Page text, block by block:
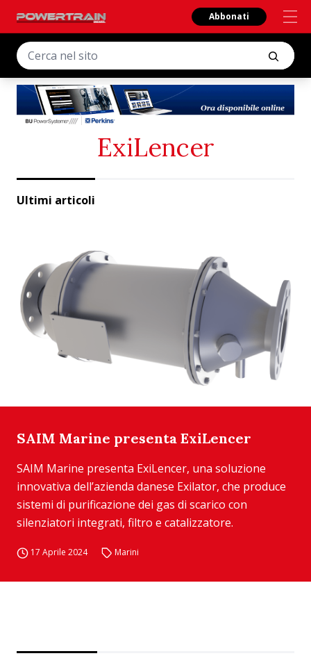
Abbonati
ExiLencer
Ultimi articoli
SAIM Marine presenta ExiLencer
SAIM Marine presenta ExiLencer, una soluzione
innovativa dell’azienda danese Exilator, che produce
sistemi di purificazione dei gas di scarico con
silenziatori integrati, filtro e catalizzatore.
17 Aprile 2024 Marini